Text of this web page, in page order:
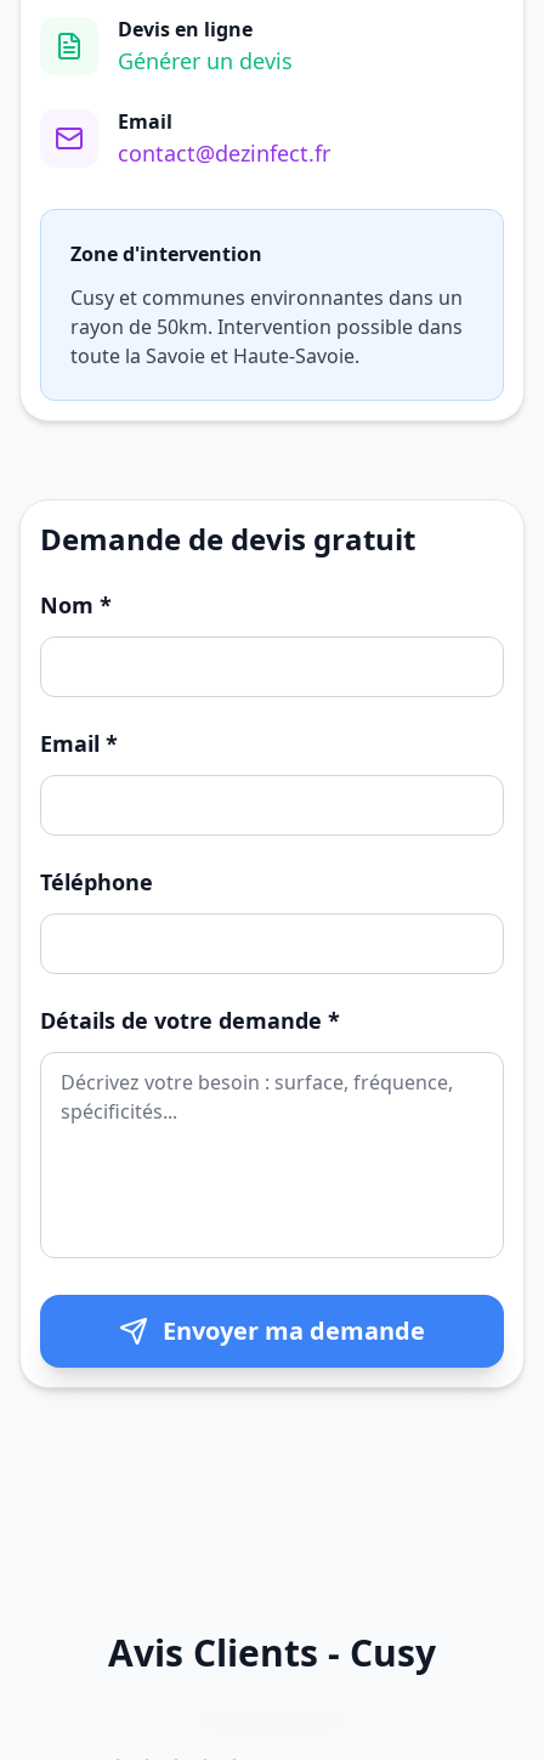
Devis en ligne
Générer un devis
Email
contact@dezinfect.fr
Zone d'intervention
Cusy et communes environnantes dans un
rayon de 50km. Intervention possible dans
toute la Savoie et Haute-Savoie.
Demande de devis gratuit
Nom *
Email *
Téléphone
Détails de votre demande *
Envoyer ma demande
Avis Clients - Cusy